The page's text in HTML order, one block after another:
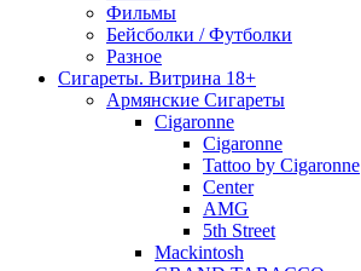
Фильмы
Бейсболки / Футболки
Разное
Сигареты. Витрина 18+
Армянские Сигареты
Cigaronne
Cigaronne
Tattoo by Cigaronne
Center
AMG
5th Street
Mackintosh